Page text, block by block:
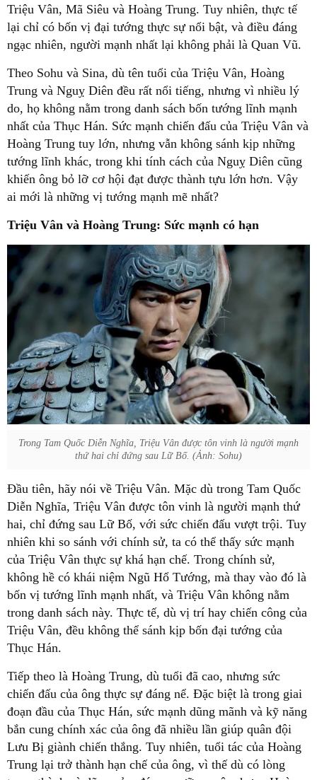
Triệu Vân, Mã Siêu và Hoàng Trung. Tuy nhiên, thực tế
lại chỉ có bốn vị đại tướng thực sự nổi bật, và điều đáng
ngạc nhiên, người mạnh nhất lại không phải là Quan Vũ.
Theo Sohu và Sina, dù tên tuổi của Triệu Vân, Hoàng
Trung và Nguỵ Diên đều rất nổi tiếng, nhưng vì nhiều lý
do, họ không nằm trong danh sách bốn tướng lĩnh mạnh
nhất của Thục Hán. Sức mạnh chiến đấu của Triệu Vân và
Hoàng Trung tuy lớn, nhưng vẫn không sánh kịp những
tướng lĩnh khác, trong khi tính cách của Nguỵ Diên cũng
khiến ông bỏ lỡ cơ hội đạt được thành tựu lớn hơn. Vậy
ai mới là những vị tướng mạnh mẽ nhất?
Triệu Vân và Hoàng Trung: Sức mạnh có hạn
Trong Tam Quốc Diễn Nghĩa, Triệu Vân được tôn vinh là người mạnh
thứ hai chỉ đứng sau Lữ Bố. (Ảnh: Sohu)
Đầu tiên, hãy nói về Triệu Vân. Mặc dù trong Tam Quốc
Diễn Nghĩa, Triệu Vân được tôn vinh là người mạnh thứ
hai, chỉ đứng sau Lữ Bố, với sức chiến đấu vượt trội. Tuy
nhiên khi so sánh với chính sử, ta có thể thấy sức mạnh
của Triệu Vân thực sự khá hạn chế. Trong chính sử,
không hề có khái niệm Ngũ Hổ Tướng, mà thay vào đó là
bốn vị tướng lĩnh mạnh nhất, và Triệu Vân không nằm
trong danh sách này. Thực tế, dù vị trí hay chiến công của
Triệu Vân, đều không thể sánh kịp bốn đại tướng của
Thục Hán.
Tiếp theo là Hoàng Trung, dù tuổi đã cao, nhưng sức
chiến đấu của ông thực sự đáng nể. Đặc biệt là trong giai
đoạn đầu của Thục Hán, sức mạnh dũng mãnh và kỹ năng
bắn cung chính xác của ông đã nhiều lần giúp quân đội
Lưu Bị giành chiến thắng. Tuy nhiên, tuổi tác của Hoàng
Trung lại trở thành hạn chế của ông, vì thế dù có lòng